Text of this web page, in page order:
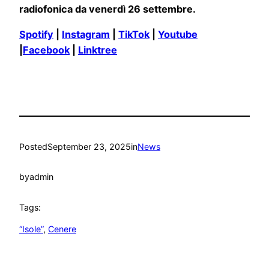
radiofonica da venerdì 26 settembre.
Spotify Instagram TikTok| Youtube
Facebook| Linktree
PostedSeptember 23, 2025inNews
byadmin
Tags:
“Isole”, Cenere